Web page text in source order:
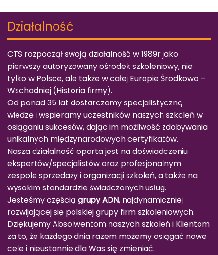
Działalność
CTS rozpoczął swoją działalność w 1989r jako
pierwszy autoryzowany ośrodek szkoleniowy, nie
tylko w Polsce, ale także w całej Europie Środkowo –
Wschodniej (Historia firmy).
Od ponad 35 lat dostarczamy specjalistyczną
wiedzę i wspieramy uczestników naszych szkoleń w
osiąganiu sukcesów, dając im możliwość zdobywania
unikalnych międzynarodowych certyfikatów.
Nasza działalność oparta jest na doświadczeniu
ekspertów/specjalistów oraz profesjonalnym
zespole sprzedaży i organizacji szkoleń, a także na
wysokim standardzie świadczonych usług.
Jesteśmy częścią grupy ADN, najdynamiczniej
rozwijającej się polskiej grupy firm szkoleniowych.
Dziękujemy Absolwentom naszych szkoleń i Klientom
za to, że każdego dnia razem możemy osiągać nowe
cele i nieustannie dla Was się zmieniać.